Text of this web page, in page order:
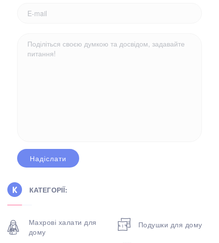
КАТЕГОРІЇ:
Махрові халати для
дому
Подушки для дому